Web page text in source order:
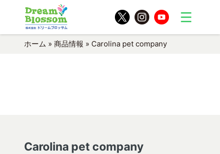
ホーム » 商品情報 » Carolina pet company
Carolina pet company